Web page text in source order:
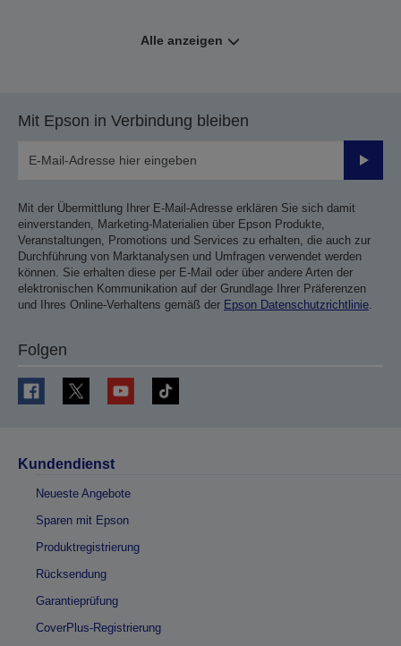
Alle anzeigen
Mit Epson in Verbindung bleiben
Mit der Übermittlung Ihrer E-Mail-Adresse erklären Sie sich damit
einverstanden, Marketing-Materialien über Epson Produkte,
Veranstaltungen, Promotions und Services zu erhalten, die auch zur
Durchführung von Marktanalysen und Umfragen verwendet werden
können. Sie erhalten diese per E-Mail oder über andere Arten der
elektronischen Kommunikation auf der Grundlage Ihrer Präferenzen
und Ihres Online-Verhaltens gemäß der Epson Datenschutzrichtlinie
Folgen
Kundendienst
Neueste Angebote
Sparen mit Epson
Produktregistrierung
Rücksendung
Garantieprüfung
CoverPlus-Registrierung